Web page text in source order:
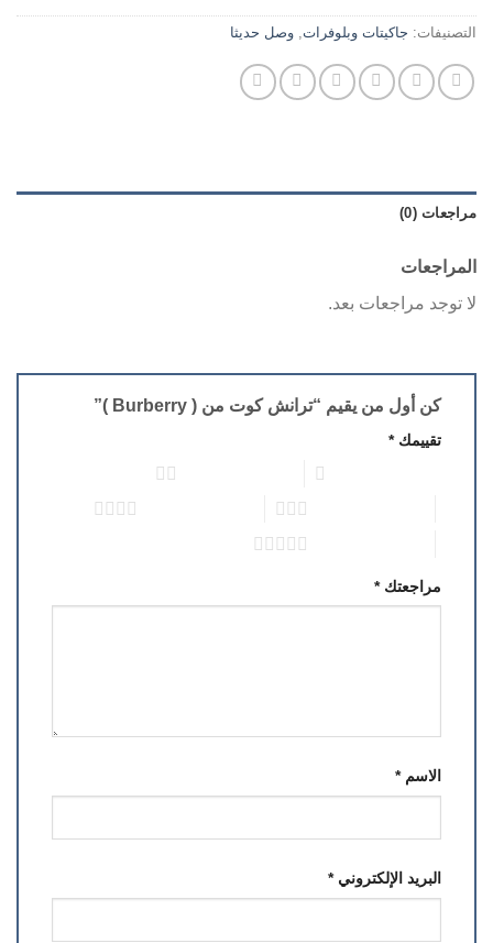
التصنيفات: جاكيتات وبلوفرات, وصل حديثا
مراجعات (0)
المراجعات
لا توجد مراجعات بعد.
كن أول من يقيم “ترانش كوت من ( Burberry )”
تقييمك*
مراجعتك*
الاسم*
البريد الإلكتروني*